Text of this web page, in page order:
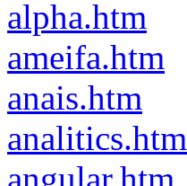
alpha.htm
ameifa.htm
anais.htm
analitics.htm
angular.htm